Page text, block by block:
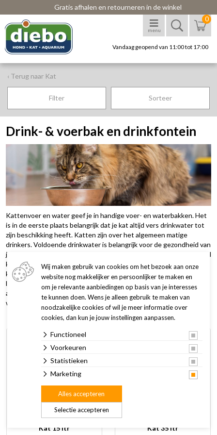
Gratis afhalen en retourneren in de winkel
menu
0
Vandaag geopend van 11:00 tot 17:00
‹ Terug naar Kat
Filter Sorteer
Drink- & voerbak en drinkfontein
Kattenvoer en water geef je in handige voer- en waterbakken. Het
is in de eerste plaats belangrijk dat je kat altijd vers drinkwater tot
zijn beschikking heeft. Katten zijn over het algemeen matige
drinkers. Voldoende drinkwater is belangrijk voor de gezondheid van
je kat. Een drinkfontein stimuleert het drinken van water omdat veel
katten het liefst stromend water drinken. Zo zorg je ervoor dat je
kat voldoende vocht binnen krijgt. Zoek daarnaast een handige of
leuke voerbak voor je kat uit, passend bij jouw stijl. Bekijk het
assortiment hieronder of kom ons hele aanbod bezichtigen in de
winkel.
Kat 15 ltr
Kat 35 ltr
Wij maken gebruik van cookies om het bezoek aan onze
website nog makkelijker en persoonlijker te maken en
om je relevante aanbiedingen op basis van je interesses
te kunnen doen. Wens je alleen gebruik te maken van
noodzakelijke cookies of wil je meer informatie over
cookies, dan kun je jouw instellingen aanpassen.
Functioneel
Voorkeuren
Statistieken
Marketing
Selectie accepteren
Alles accepteren